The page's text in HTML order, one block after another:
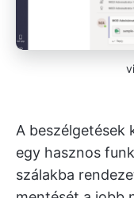
A beszélgetések
egy hasznos
szálakba